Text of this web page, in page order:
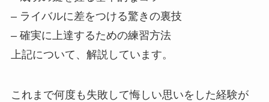
– ライバルに差をつける驚きの裏技
– 確実に上達するための練習方法
上記について、解説しています。
これまで何度も失敗して悔しい思いをした経験が